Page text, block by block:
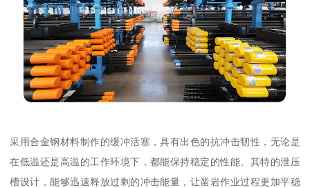
采用合金钢材料制作的缓冲活塞，具有出色的抗冲击韧性，无论是
在低温还是高温的工作环境下，都能保持稳定的性能。其特的泄压
槽设计，能够迅速释放过剩的冲击能量，让凿岩作业过程更加平稳